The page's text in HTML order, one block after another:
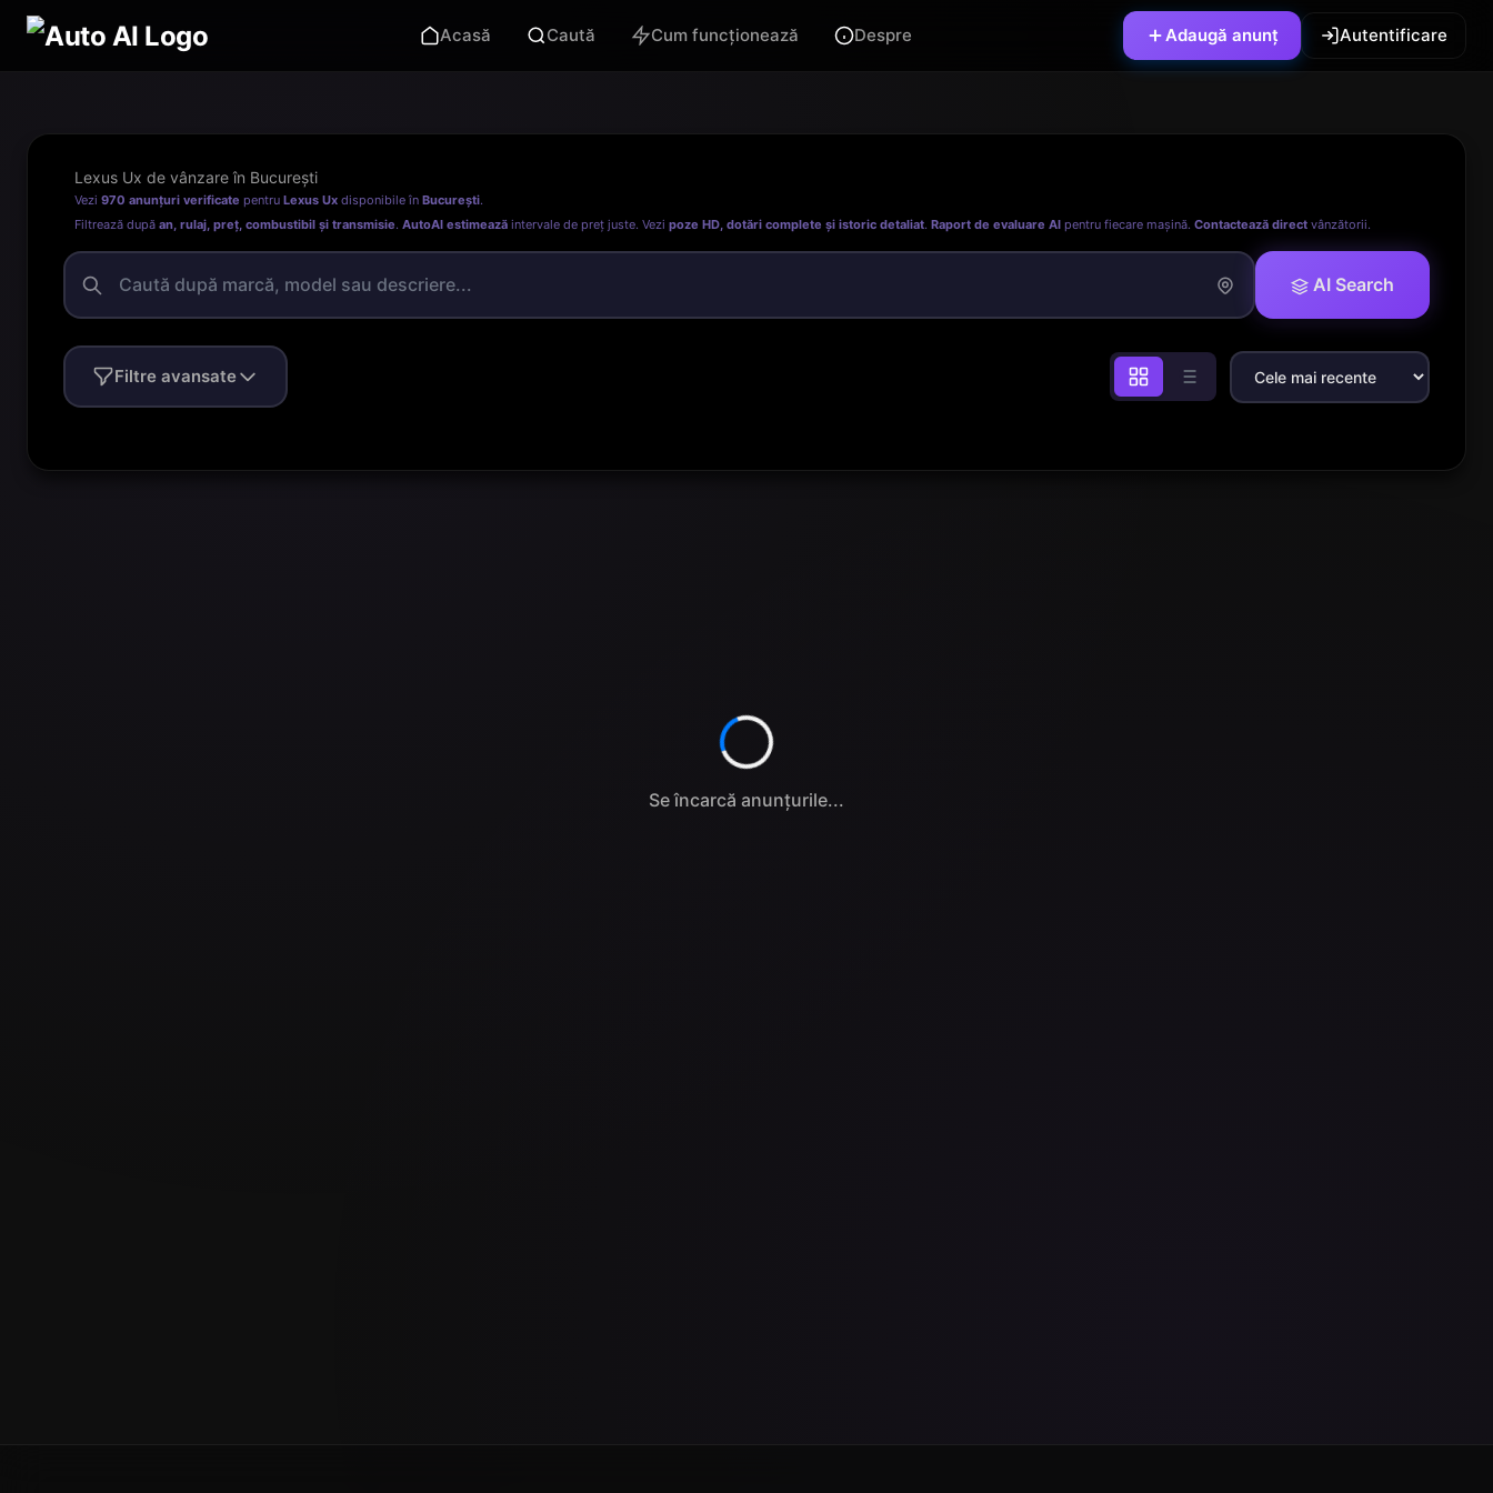
Acasă Caută Cum funcționează Despre Adaugă anunț Autentificare
Lexus Ux de vânzare în București
Vezi 970 anunțuri verificate pentru Lexus Ux disponibile în București.
Filtrează după an, rulaj, preț, combustibil și transmisie. AutoAI estimează intervale de preț juste. Vezi poze HD, dotări complete și istoric detaliat. Raport de evaluare AI pentru fiecare mașină. Contactează direct vânzătorii.
AI Search
Filtre avansate
Se încarcă anunțurile...